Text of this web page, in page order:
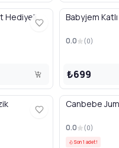
Hediyeli Babyjem
0.0 (0)
₺699
Canbebe
0.0 (0)
Son 1 adet!